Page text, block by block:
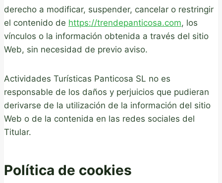
derecho a modificar, suspender, cancelar o restringir
el contenido de https://trendepanticosa.com, los
vínculos o la información obtenida a través del sitio
Web, sin necesidad de previo aviso.
Actividades Turísticas Panticosa SL no es
responsable de los daños y perjuicios que pudieran
derivarse de la utilización de la información del sitio
Web o de la contenida en las redes sociales del
Titular.
Política de cookies